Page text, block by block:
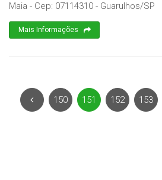
Maia - Cep: 07114310 - Guarulhos/SP
Mais Informações
150 151 152 153